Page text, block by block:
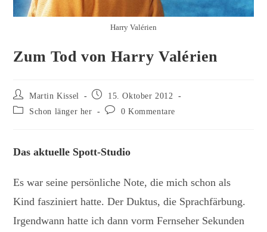
Harry Valérien
Zum Tod von Harry Valérien
Beitrags-
Autor:
Martin Kissel
Beitrag
veröffentlicht:
15. Oktober 2012
Beitrags-Schon länger her
Beitrags-0 Kommentare
Das aktuelle Spott-Studio
Es war seine persönliche Note, die mich schon als
Kind fasziniert hatte. Der Duktus, die Sprachfärbung.
Irgendwann hatte ich dann vorm Fernseher Sekunden